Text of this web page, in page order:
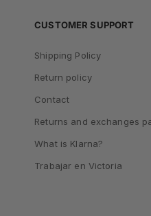
CUSTOMER SUPPORT
Shipping Policy
Return policy
Contact
Returns and exchanges
What is Klarna?
Trabajar en Victoria